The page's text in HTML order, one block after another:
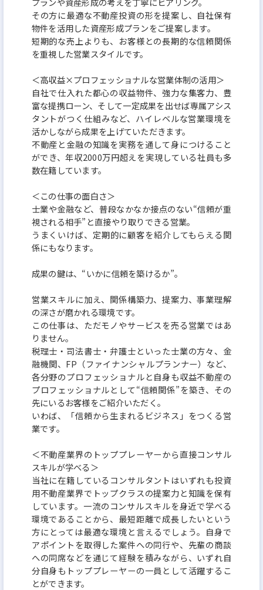
その方に最適な不動産投資の形を提案し、自社保有
物件を活用した資産形成プランをご提案します。
短期的な売上よりも、お客様との長期的な信頼関係
を重視した営業スタイルです。
＜高収益×プロフェッショナルな営業体制の活用＞
自社で仕入れた都心の収益物件、強力な集客力、豊
富な提携ローン、そして一定成果を出せば専属アシス
タントがつく仕組みなど、ハイレベルな営業環境を
活かしながら成果を上げていただきます。
不動産と金融の知識を実務を通して身につけること
ができ、年収2000万円超えを実現している社員も多
数在籍しています。
＜この仕事の面白さ＞
士業や金融など、普段なかなか接点のない“信頼が重
視される相手”と直接やり取りできる営業。
うまくいけば、定期的に顧客を紹介してもらえる関
係にもなります。
成果の鍵は、“いかに信頼を築けるか”。
営業スキルに加え、関係構築力、提案力、事業理解
の深さが磨かれる環境です。
この仕事は、ただモノやサービスを売る営業ではあ
りません。
税理士・司法書士・弁護士といった士業の方々、金
融機関、FP（ファイナンシャルプランナー）など、
各分野のプロフェッショナルと自身も収益不動産の
プロフェッショナルとして“信頼関係”を築き、その
先にいるお客様をご紹介いただく。
いわば、「信頼から生まれるビジネス」をつくる営
業です。
＜不動産業界のトッププレーヤーから直接コンサル
スキルが学べる＞
当社に在籍しているコンサルタントはいずれも投資
用不動産業界でトップクラスの提案力と知識を保有
しています。一流のコンサルスキルを身近で学べる
環境であることから、最短距離で成長したいという
方にとっては最適な環境と言えるでしょう。自身で
アポイントを取得した案件への同行や、先輩の商談
への同席などを通じて経験を積みながら、いずれ自
分自身もトッププレーヤーの一員として活躍するこ
とができます。